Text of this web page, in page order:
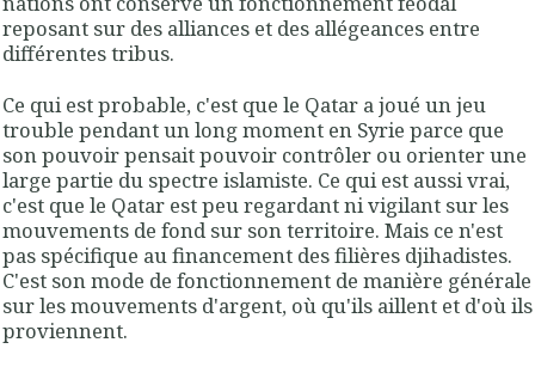
reposant sur des alliances et des allégeances entre
différentes tribus.
Ce qui est probable, c'est que le Qatar a joué un jeu
trouble pendant un long moment en Syrie parce que
son pouvoir pensait pouvoir contrôler ou orienter une
large partie du spectre islamiste. Ce qui est aussi vrai,
c'est que le Qatar est peu regardant ni vigilant sur les
mouvements de fond sur son territoire. Mais ce n'est
pas spécifique au financement des filières djihadistes.
C'est son mode de fonctionnement de manière générale
sur les mouvements d'argent, où qu'ils aillent et d'où ils
proviennent.